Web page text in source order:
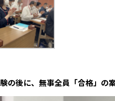
の後に、無事全員「合格」の